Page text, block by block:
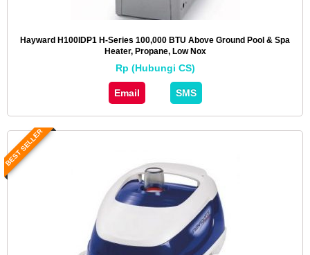
Hayward H100IDP1 H-Series 100,000 BTU Above Ground Pool & Spa
Heater, Propane, Low Nox
Rp (Hubungi CS)
Email SMS
BEST SELLER